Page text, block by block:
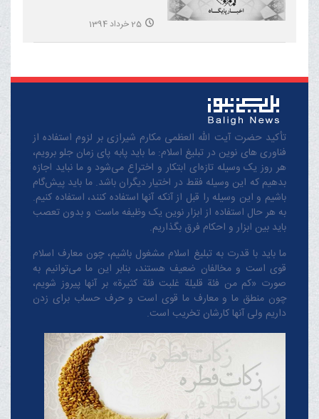
25 خرداد 1394
تأکید حضرت آیت الله العظمی مکارم شیرازی بر لزوم استفاده از
فناوری های نوین در تبلیغ اسلام: ما باید پابه پای زمان جلو برویم،
هر روز یک وسیله تازه‌ای ابتکار و اختراع می‌شود و ما نباید اجازه
بدهیم که این وسیله فقط در اختیار دیگران باشد. ما باید پیش‌گام
باشیم و این وسیله را قبل از آنکه آنها استفاده کنند، استفاده کنیم.
به هر حال استفاده از ابزار نوین یک وظیفه ماست و بدون تعصب
باید بین ابزار و احکام فرق بگذاریم.
ما باید با قدرت به تبلیغ اسلام مشغول باشیم، چون معارف اسلام
قوی است و مخالفان ضعیف هستند، بنابر این ما می‌توانیم به
صورت «کم من فئة قلیلة غلبت فئة کثیرة» بر آنها پیروز شویم،
چون منطق‌ ما و معارف ‌ما قوی است و حرف حساب برای زدن
داریم ولی آنها کارشان تخریب است.